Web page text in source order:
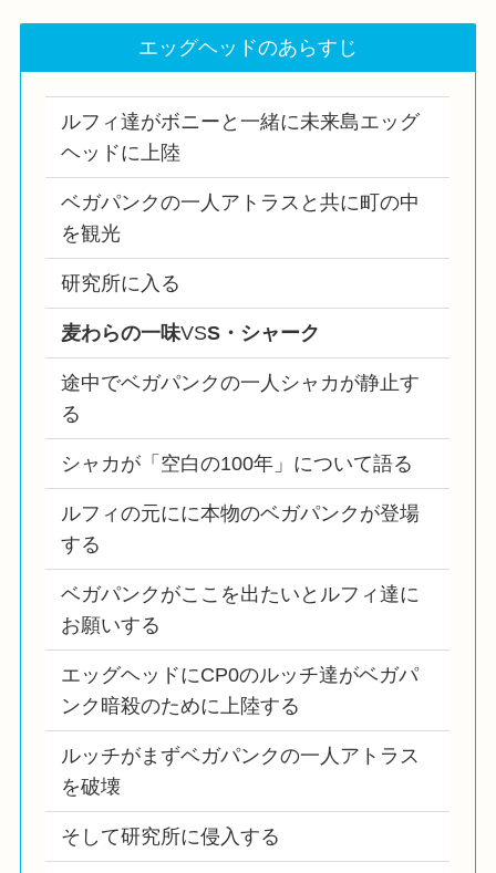
エッグヘッドのあらすじ
ルフィ達がボニーと一緒に未来島エッグ
ヘッドに上陸
ベガパンクの一人アトラスと共に町の中
を観光
研究所に入る
麦わらの一味VSS・シャーク
途中でベガパンクの一人シャカが静止す
る
シャカが「空白の100年」について語る
ルフィの元にに本物のベガパンクが登場
する
ベガパンクがここを出たいとルフィ達に
お願いする
エッグヘッドにCP0のルッチ達がベガパ
ンク暗殺のために上陸する
ルッチがまずベガパンクの一人アトラス
を破壊
そして研究所に侵入する